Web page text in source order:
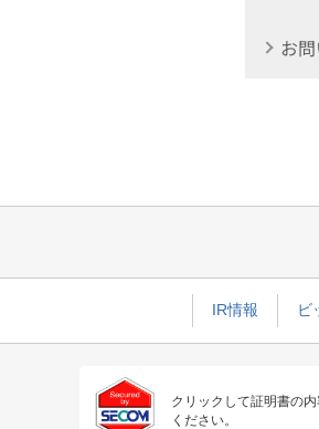
お
IR情報 ビ
クリックして証明書の
ください。